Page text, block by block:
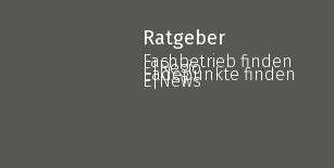
Ratgeber
Fachbetrieb finden
E|Regio
Ladepunkte finden
E|News